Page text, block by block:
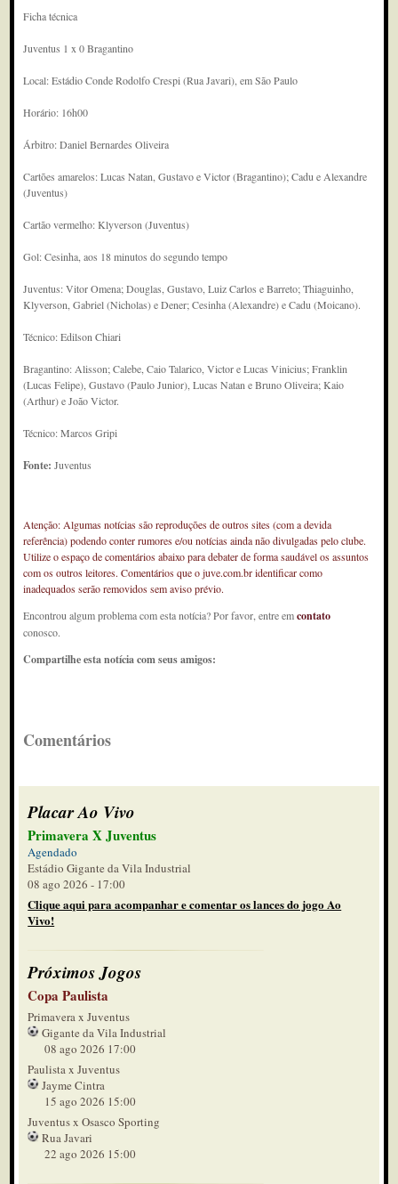
Ficha técnica
Juventus 1 x 0 Bragantino
Local: Estádio Conde Rodolfo Crespi (Rua Javari), em São Paulo
Horário: 16h00
Árbitro: Daniel Bernardes Oliveira
Cartões amarelos: Lucas Natan, Gustavo e Victor (Bragantino); Cadu e Alexandre
(Juventus)
Cartão vermelho: Klyverson (Juventus)
Gol: Cesinha, aos 18 minutos do segundo tempo
Juventus: Vitor Omena; Douglas, Gustavo, Luiz Carlos e Barreto; Thiaguinho,
Klyverson, Gabriel (Nicholas) e Dener; Cesinha (Alexandre) e Cadu (Moicano).
Técnico: Edilson Chiari
Bragantino: Alisson; Calebe, Caio Talarico, Victor e Lucas Vinicius; Franklin
(Lucas Felipe), Gustavo (Paulo Junior), Lucas Natan e Bruno Oliveira; Kaio
(Arthur) e João Victor.
Técnico: Marcos Gripi
Fonte:Juventus
Atenção: Algumas notícias são reproduções de outros sites (com a devida
referência) podendo conter rumores e/ou notícias ainda não divulgadas pelo clube.
Utilize o espaço de comentários abaixo para debater de forma saudável os assuntos
com os outros leitores. Comentários que o juve.com.br identificar como
inadequados serão removidos sem aviso prévio.
Encontrou algum problema com esta notícia? Por favor, entre emcontato
conosco.
Compartilhe esta notícia com seus amigos:
Comentários
Placar Ao Vivo
Primavera X Juventus
Agendado
Estádio Gigante da Vila Industrial
08 ago 2026 - 17:00
Clique aqui para acompanhar e comentar os lances do jogo Ao
Vivo!
Próximos Jogos
Copa Paulista
Primavera x Juventus
Gigante da Vila Industrial
08 ago 2026 17:00
Paulista x Juventus
Jayme Cintra
15 ago 2026 15:00
Juventus x Osasco Sporting
Rua Javari
22 ago 2026 15:00